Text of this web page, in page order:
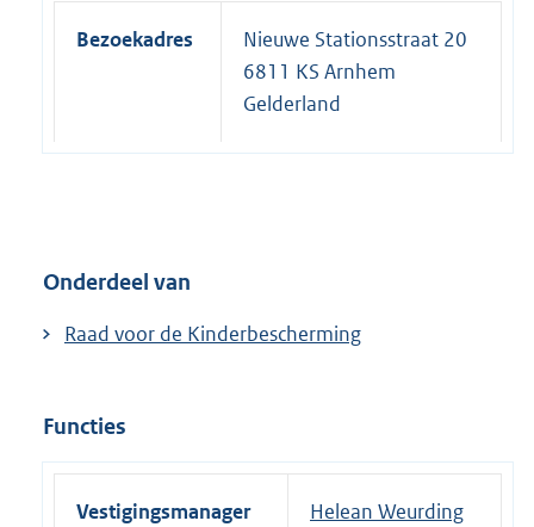
Bezoekadres
Nieuwe Stationsstraat 20
6811 KS Arnhem
Gelderland
Onderdeel van
Raad voor de Kinderbescherming
Functies
Vestigingsmanager Helean Weurding